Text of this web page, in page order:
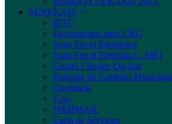
SERVIÇOS
IPTU
Documentos para CRC
Nota Fiscal Eletrônica
Nota Fiscal Eletrônica - MEI
Contra Cheque On-line
Emissão de Certidão Municipal
Ouvidoria
E-sic
WEBMAIL
Carta de Serviços